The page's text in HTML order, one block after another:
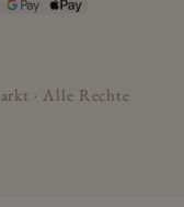
· Alle Rechte